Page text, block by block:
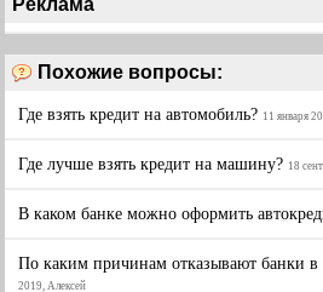
Реклама
Похожие вопросы:
Где взять кредит на автомобиль? 11 января
Где лучше взять кредит на машину? 18
В каком банке можно оформить
По каким причинам отказывают банки в
2019, Алексей